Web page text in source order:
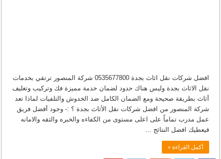
افضل شركات نقل اثاث بجدة 0535677800 شركة المنصور ترتقي بخدمات
نقل الاثاث بجدة وليس هناك حدود لضمان خدمة مميزة فك وتركيب وتغليف
أثاث بطريقة صحيحة ومع الضمان الكامل ضد الخدوش والتلفيات لماذا تعد
شركة المنصور من افضل شركات نقل الأثاث بجدة ؟ :- وجود أفضل فريق
عمل مدرب تماماً على اعلى مستوى من الكفاءه والخبره والثقه والامانه
فيعطيك افضل النتائج …
أكمل القراءة »